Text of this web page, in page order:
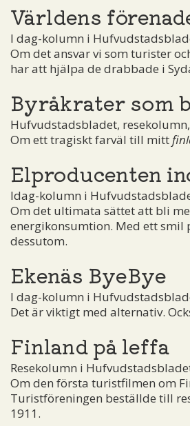
Världens
I dag-kolumn i
Om det ansvar vi som turister
har att hjälpa de drabbade i
Byråkrater som
Hufvudstadsbladet,
Om ett tragiskt farväl till mitt
Elproducenten
Idag-kolumn i
Om det ultimata sättet att bli
energikonsumtion. Med ett smil
dessutom.
Ekenäs ByeBye
I dag-kolumn i
Det är viktigt med alternativ.
Finland på leffa
Resekolumn i
Om den första turistfilmen om
Turistföreningen beställde till
1911.